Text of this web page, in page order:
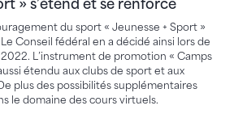
» s’étend et se renforce
du sport « Jeunesse + Sport »
Conseil fédéral en a décidé ainsi lors de
L’instrument de promotion « Camps
étendu aux clubs de sport et aux
plus des possibilités supplémentaires
le domaine des cours virtuels.